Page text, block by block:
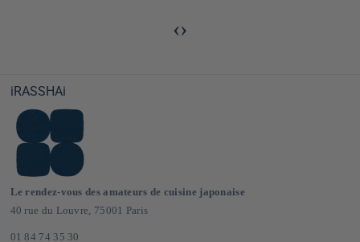
‹›
iRASSHAi
Le rendez-vous des amateurs de cuisine japonaise
40 rue du Louvre, 75001 Paris
01 84 74 35 30